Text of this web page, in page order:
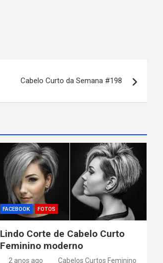
Cabelo Curto da Semana #198
FACEBOOK FOTOS
Lindo Corte de Cabelo Curto
Feminino moderno
2 anos ago Cabelos Curtos Feminino